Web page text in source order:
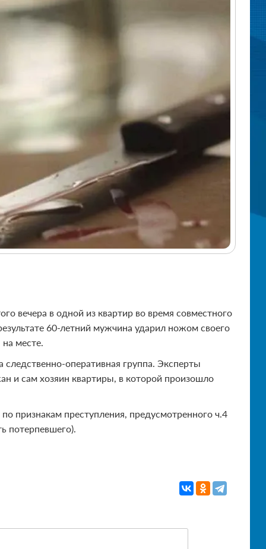
вечера в одной из квартир во время совместного
60-летний мужчина ударил ножом своего
месте.
оперативная группа. Эксперты
и сам хозяин квартиры, в которой произошло
признакам преступления, предусмотренного ч.4
потерпевшего).